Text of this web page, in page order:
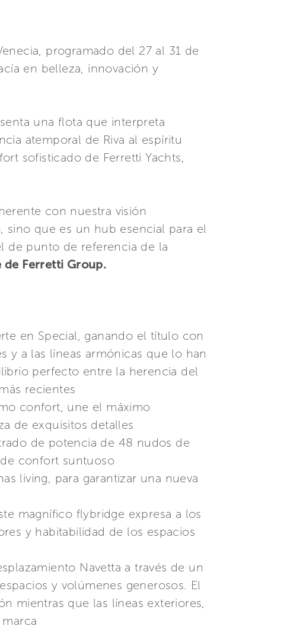
programado del 27 al 31 de
en belleza, innovación y
una flota que interpreta
atemporal de Riva al espíritu
sofisticado de Ferretti Yachts,
con nuestra visión
que es un hub esencial para el
de punto de referencia de la
de Ferretti Group.
en Special, ganando el título con
y a las líneas armónicas que lo han
perfecto entre la herencia del
recientes
confort, une el máximo
de exquisitos detalles
de potencia de 48 nudos de
confort suntuoso
living, para garantizar una nueva
magnífico flybridge expresa a los
y habitabilidad de los espacios
Navetta a través de un
y volúmenes generosos. El
mientras que las líneas exteriores,